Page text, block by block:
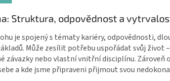
Struktura, odpovědnost a
je spojený s tématy kariéry, odpovědnosti,
Může zesílit potřebu uspořádat svůj život
závazky nebo vlastní vnitřní disciplínu. Zároveň
a kde jsme připraveni přijmout svou